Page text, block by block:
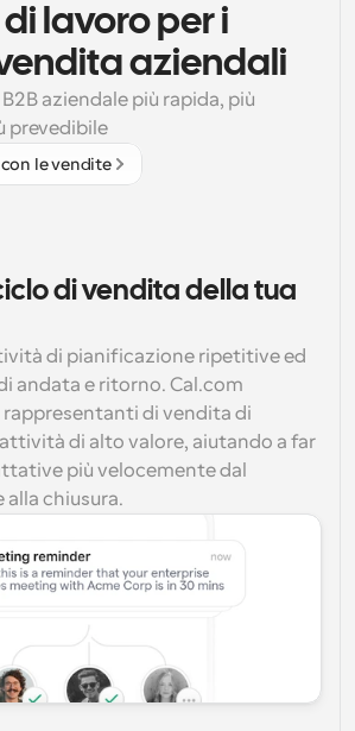
lavoro per i
aziendali
aziendale più rapida, più
prevedibile
con le vendite
di vendita della tua
di pianificazione ripetitive ed
andata e ritorno. Cal.com
di vendita di
di alto valore, aiutando a far
più velocemente dal
chiusura.